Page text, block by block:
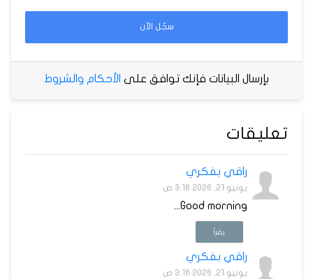
سجّل الآن
بإرسال البيانات فإنك توافق على الأحكام والشروط
تعليقات
راقي بفكري
يونيو 21, 2026 3:16 ص
Good morning...
يقرأ
راقي بفكري
يونيو 21, 2026 3:16 ص